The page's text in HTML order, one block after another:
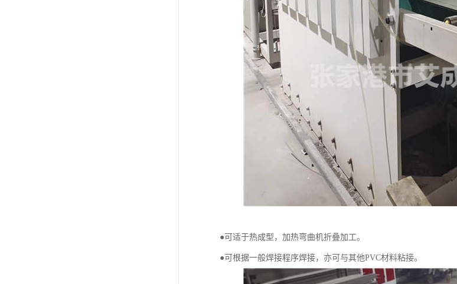
●可适于热成型，加热弯曲机折叠加工。
●可根据一般焊接程序焊接，亦可与其他PVC材料粘接。